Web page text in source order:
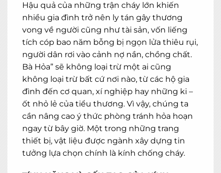
Hậu quả của những trận cháy lớn khiến
nhiều gia đình trở nên ly tán gây thương
vong về người cũng như tài sản, vốn liếng
tích cóp bao năm bỗng bị ngọn lửa thiêu rụi,
người dân rơi vào cảnh nợ nần, chồng chất.
Bà Hỏa” sẽ không loại trừ một ai cũng
không loại trừ bất cứ nơi nào, từ các hộ gia
đình đến cơ quan, xí nghiệp hay những ki –
ốt nhỏ lẻ của tiểu thương. Vì vậy, chúng ta
cần nâng cao ý thức phòng tránh hỏa hoạn
ngay từ bây giờ. Một trong những trang
thiết bị, vật liệu được ngành xây dựng tin
tưởng lựa chọn chính là kính chống cháy.